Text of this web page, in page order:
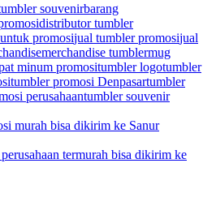
souvenirbarang
distributor tumbler
promosijual tumbler promosijual
merchandise tumblermug
minum promositumbler logotumbler
tumbler promosi Denpasartumbler
perusahaantumbler souvenir
murah bisa dikirim ke Sanur
termurah bisa dikirim ke